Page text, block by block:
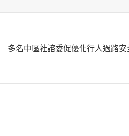
多名中區社諮委促優化行人過路安